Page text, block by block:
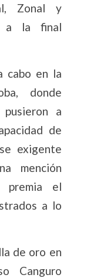
Zonal y
a la final
cabo en la
donde
a
de
exigente
mención
premia el
a lo
de oro en
Canguro